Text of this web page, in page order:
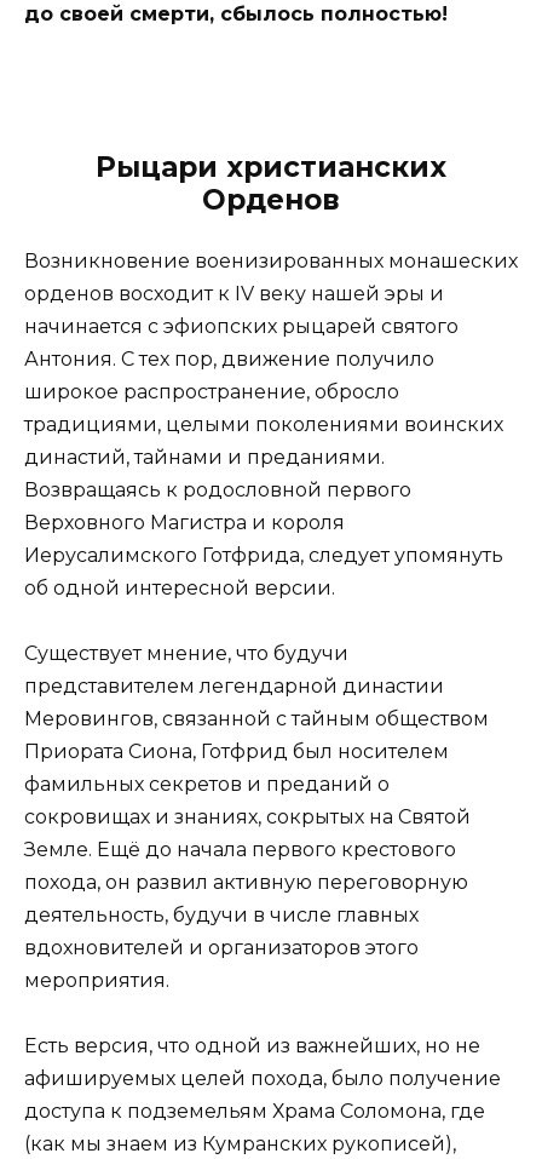
до своей смерти, сбылось полностью!
Рыцари христианских
Орденов
Возникновение военизированных монашеских
орденов восходит к IV веку нашей эры и
начинается с эфиопских рыцарей святого
Антония. С тех пор, движение получило
широкое распространение, обросло
традициями, целыми поколениями воинских
династий, тайнами и преданиями.
Возвращаясь к родословной первого
Верховного Магистра и короля
Иерусалимского Готфрида, следует упомянуть
об одной интересной версии.
Существует мнение, что будучи
представителем легендарной династии
Меровингов, связанной с тайным обществом
Приората Сиона, Готфрид был носителем
фамильных секретов и преданий о
сокровищах и знаниях, сокрытых на Святой
Земле. Ещё до начала первого крестового
похода, он развил активную переговорную
деятельность, будучи в числе главных
вдохновителей и организаторов этого
мероприятия.
Есть версия, что одной из важнейших, но не
афишируемых целей похода, было получение
доступа к подземельям Храма Соломона, где
(как мы знаем из Кумранских рукописей),